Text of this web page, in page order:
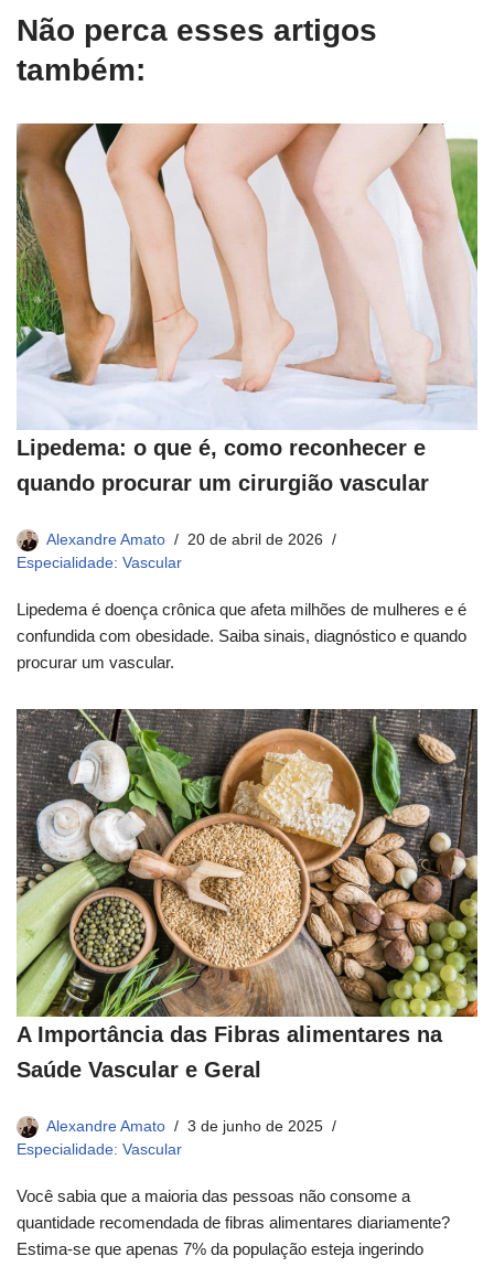
Não perca esses artigos
também:
Lipedema: o que é, como reconhecer e
quando procurar um cirurgião vascular
Alexandre Amato
20 de abril de 2026
Especialidade: Vascular
Lipedema é doença crônica que afeta milhões de mulheres e é
confundida com obesidade. Saiba sinais, diagnóstico e quando
procurar um vascular.
A Importância das Fibras alimentares na
Saúde Vascular e Geral
Alexandre Amato
3 de junho de 2025
Especialidade: Vascular
Você sabia que a maioria das pessoas não consome a
quantidade recomendada de fibras alimentares diariamente?
Estima-se que apenas 7% da população esteja ingerindo